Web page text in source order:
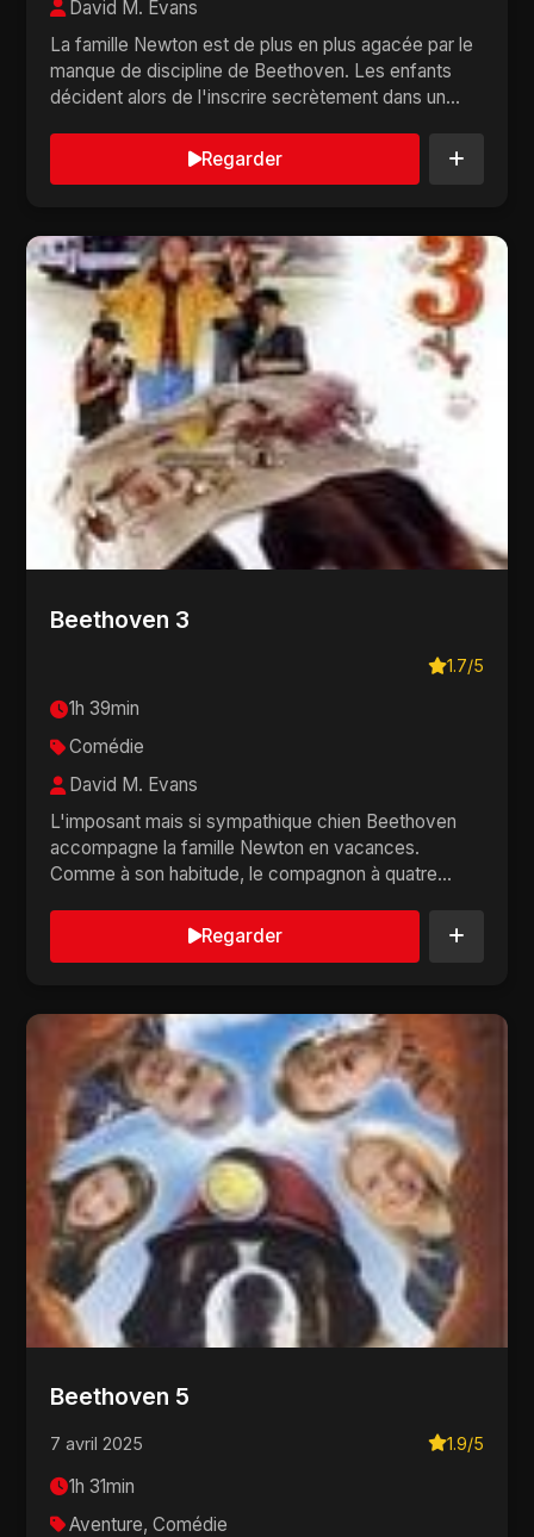
David M. Evans
La famille Newton est de plus en plus agacée par le
manque de discipline de Beethoven. Les enfants
décident alors de l'inscrire secrètement dans un...
Regarder
Beethoven 3
1.7/5
1h 39min
Comédie
David M. Evans
L'imposant mais si sympathique chien Beethoven
accompagne la famille Newton en vacances.
Comme à son habitude, le compagnon à quatre
Regarder
Beethoven 5
7 avril 2025 1.9/5
1h 31min
Aventure, Comédie